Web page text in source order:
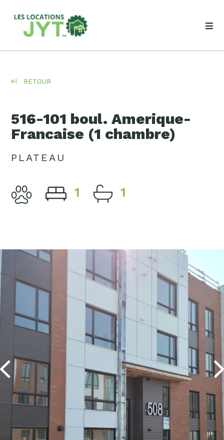
RETOUR
516-101 boul. Amerique-
Francaise (1 chambre)
PLATEAU
1 1